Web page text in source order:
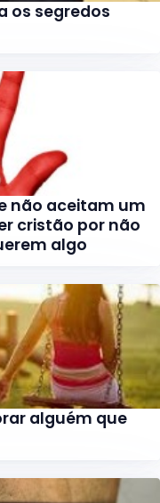
os segredos
não aceitam um
cristão por não
algo
alguém que